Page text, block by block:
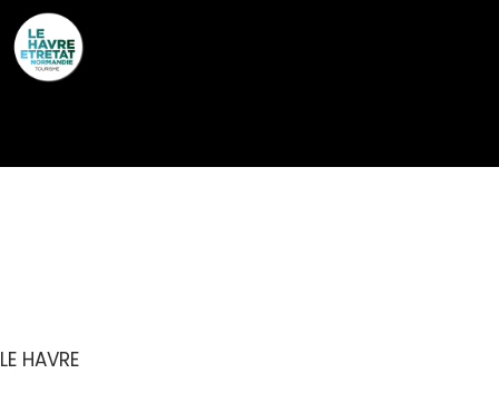
LE HAVRE
Cookies management panel